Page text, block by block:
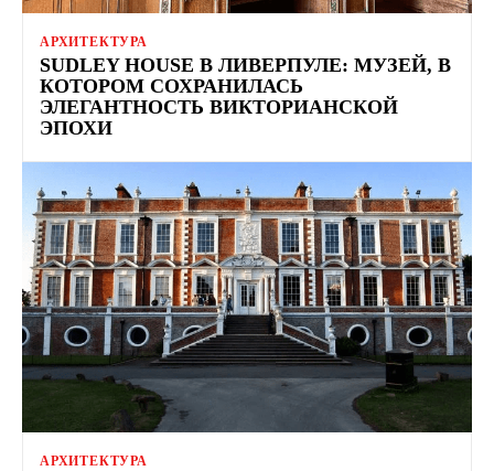
АРХИТЕКТУРА
SUDLEY HOUSE В ЛИВЕРПУЛЕ: МУЗЕЙ, В
КОТОРОМ СОХРАНИЛАСЬ
ЭЛЕГАНТНОСТЬ ВИКТОРИАНСКОЙ
ЭПОХИ
АРХИТЕКТУРА